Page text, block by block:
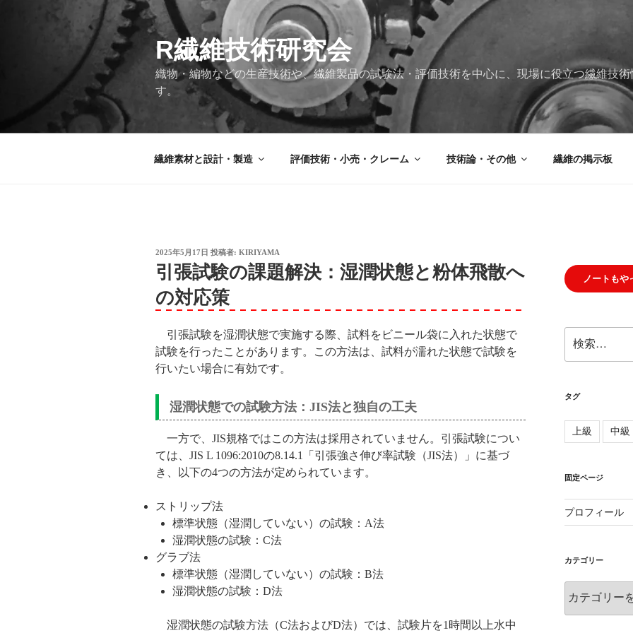
R繊維技術研究会
織物・編物などの生産技術や、繊維製品の試験法・評価技術を中心に、現場に役立つ繊維技
す。
繊維素材と設計・製造 評価技術・小売・クレーム 技術論・その他 繊維の掲示板
投
稿
日:
2025年5月17日 投稿者: KIRIYAMA
引張試験の課題解決：湿潤状態と粉体飛散へ
の対応策
引張試験を湿潤状態で実施する際、試料をビニール袋に入れた状態で
試験を行ったことがあります。この方法は、試料が濡れた状態で試験を
行いたい場合に有効です。
湿潤状態での試験方法：JIS法と独自の工夫
一方で、JIS規格ではこの方法は採用されていません。引張試験につい
ては、JIS L 1096:2010の8.14.1「引張強さ伸び率試験（JIS法）」に基づ
き、以下の4つの方法が定められています。
ストリップ法
標準状態（湿潤していない）の試験：A法
湿潤状態の試験：C法
グラブ法
標準状態（湿潤していない）の試験：B法
湿潤状態の試験：D法
湿潤状態の試験方法（C法およびD法）では、試験片を1時間以上水中
ノートもや
索:
タグ
上級 中級
固定ページ
プロフィール
カテゴリー
テ
ゴ